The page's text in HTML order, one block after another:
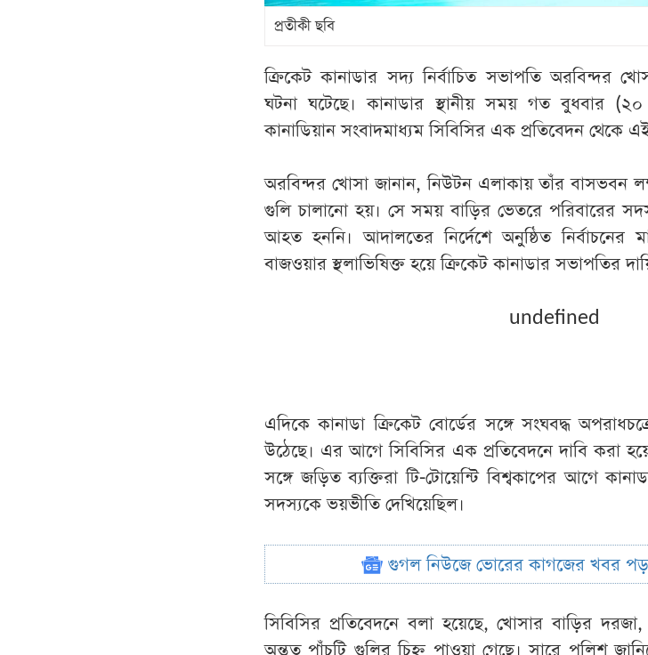
প্রতীকী ছবি
ক্রিকেট কানাডার সদ্য নির্বাচিত সভাপতি অরবিন্দর
ঘটনা ঘটেছে। কানাডার স্থানীয় সময় গত বুধবার
কানাডিয়ান সংবাদমাধ্যম সিবিসির এক প্রতিবেদন থেকে
অরবিন্দর খোসা জানান, নিউটন এলাকায় তাঁর বাসভবন
গুলি চালানো হয়। সে সময় বাড়ির ভেতরে পরিবারের
আহত হননি। আদালতের নির্দেশে অনুষ্ঠিত নির্বাচনের
বাজওয়ার স্থলাভিষিক্ত হয়ে ক্রিকেট কানাডার সভাপতির
undefined
এদিকে কানাডা ক্রিকেট বোর্ডের সঙ্গে সংঘবদ্ধ
উঠেছে। এর আগে সিবিসির এক প্রতিবেদনে দাবি করা
সঙ্গে জড়িত ব্যক্তিরা টি-টোয়েন্টি বিশ্বকাপের আগে
সদস্যকে ভয়ভীতি দেখিয়েছিল।
গুগল নিউজে ভোরের কাগজের খবর
সিবিসির প্রতিবেদনে বলা হয়েছে, খোসার বাড়ির